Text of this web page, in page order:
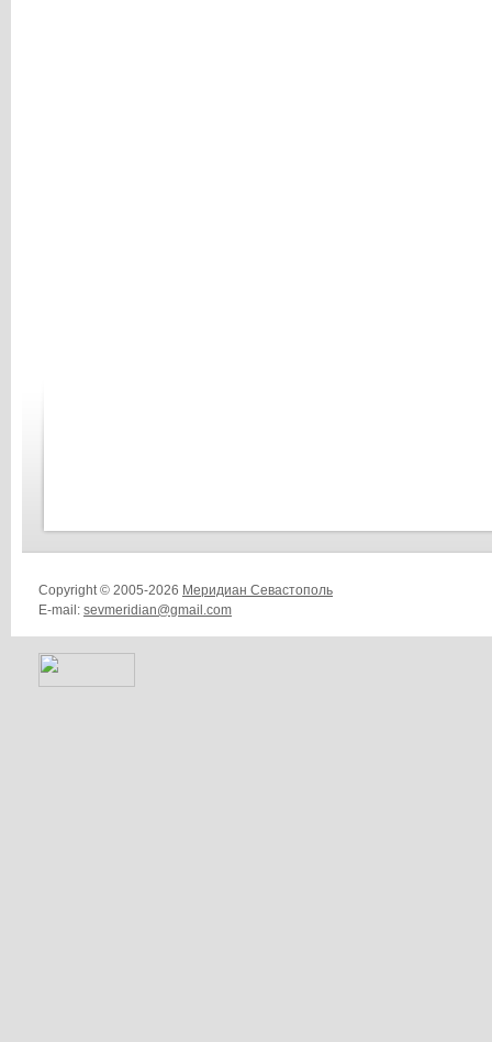
Copyright © 2005-2026 Меридиан Севастополь
E-mail: sevmeridian@gmail.com